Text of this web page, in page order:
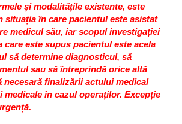
și modalitățile existente, este
situația în care pacientul este asistat
medicul său, iar scopul investigației
este supus pacientul este acela
să determine diagnosticul, să
sau să întreprindă orice altă
necesară finalizării actului medical
medicale în cazul operaților. Excepție